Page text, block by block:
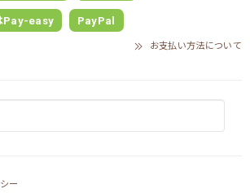
Pay-easy PayPal
お支払い方法について
ー